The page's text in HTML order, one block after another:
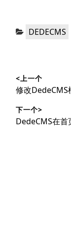
分
DEDECMS
章
导
航
<上一个
上
文
章：
修改
下一个>
下
DedeCMS在